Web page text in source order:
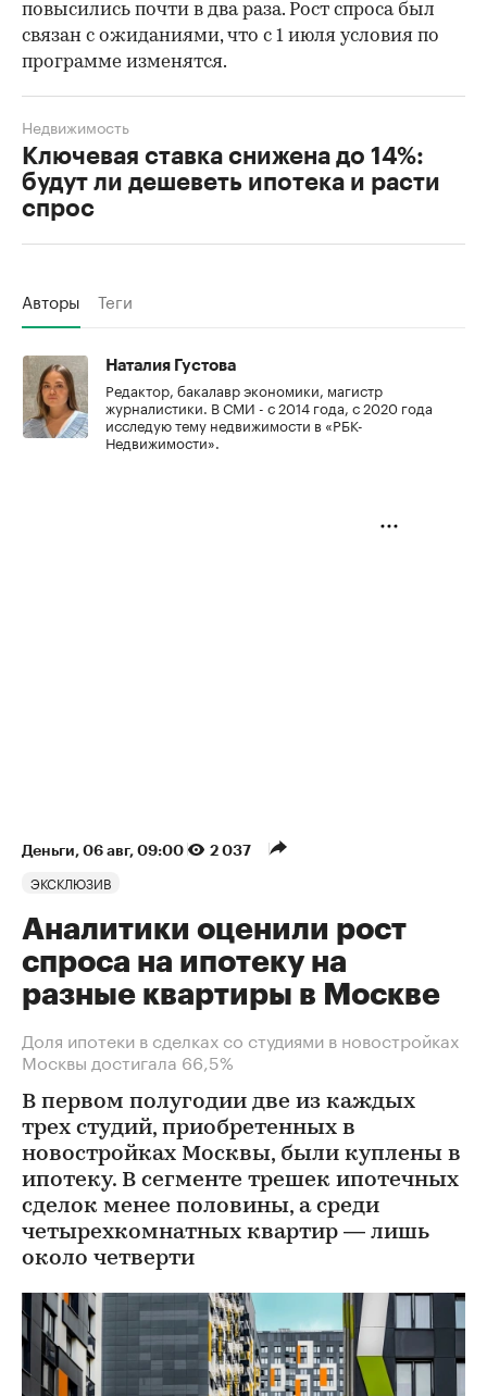
повысились почти в два раза. Рост спроса был
связан с ожиданиями, что с 1 июля условия по
программе изменятся.
Ключевая ставка снижена до 14%:
будут ли дешеветь ипотека и расти
спрос
Недвижимость
Авторы Теги
Наталия Густова
Редактор, бакалавр экономики, магистр
журналистики. В СМИ - с 2014 года, с 2020 года
исследую тему недвижимости в «РБК-
Недвижимости».
Деньги⁠, 06 авг, 09:00 2 037
ЭКСКЛЮЗИВ
Аналитики оценили рост
спроса на ипотеку на
разные квартиры в Москве
Доля ипотеки в сделках со студиями в новостройках
Москвы достигала 66,5%
В первом полугодии две из каждых
трех студий, приобретенных в
новостройках Москвы, были куплены в
ипотеку. В сегменте трешек ипотечных
сделок менее половины, а среди
четырехкомнатных квартир — лишь
около четверти